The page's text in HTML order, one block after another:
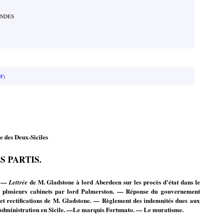
Deux-Siciles
PARTIS.
—Lettrée de M. Gladstone à lord Aberdeen sur les procès d'état dans le
cabinets par lord Palmerston. — Réponse du gouvernement
de M. Gladstone. — Règlement des indemnités dues aux
en Sicile. —Le marquis Fortunato. — Le muratisme.